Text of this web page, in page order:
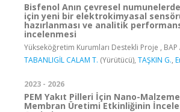
Bisfenol Anın çevresel
için yeni bir elektrokimyasal
hazırlanması ve analitik
incelenmesi
Yükseköğretim Kurumları Destekli Proje ,
TABANLIGİL CALAM T. (Yürütücü), TAŞKIN G.,
2023 - 2026
PEM Yakıt Pilleri İçin Nano-
Membran Üretimi Etkinliğinin